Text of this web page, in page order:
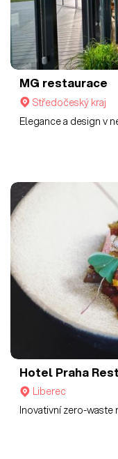
MG restaurace
Středočeský kraj
Elegance a design v
Hotel Praha
Liberec
Inovativní zero-waste